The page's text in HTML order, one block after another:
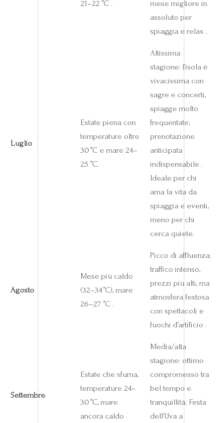
21–22 °C .
mese migliore in
assoluto per
spiaggia e relax .
Luglio
Estate piena con
temperature oltre
30 °C e mare 24–
25 °C.
Altissima
stagione: l’isola è
vivacissima con
sagre e concerti,
spiagge molto
frequentate;
prenotazione
anticipata
indispensabile .
Ideale per chi
ama la vita da
spiaggia e eventi,
meno per chi
cerca quiete.
Agosto
Mese più caldo
(32–34 °C), mare
26–27 °C .
Picco di affluenza;
traffico intenso,
prezzi più alti, ma
atmosfera festosa
con spettacoli e
fuochi d’artificio .
Settembre
Estate che sfuma,
temperature 24–
30 °C, mare
ancora caldo .
Media/alta
stagione: ottimo
compromesso tra
bel tempo e
tranquillità; Festa
dell’Uva a